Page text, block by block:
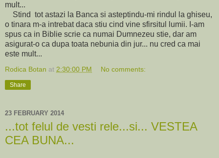
mult...
Stind tot astazi la Banca si asteptindu-mi rindul la ghiseu,
o tinara m-a intrebat daca stiu cind vine sfirsitul lumii. I-am
spus ca in Biblie scrie ca numai Dumnezeu stie, dar am
asigurat-o ca dupa toata nebunia din jur... nu cred ca mai
este mult...
Rodica Botan at 2:30:00 PM No comments:
Share
23 FEBRUARY 2014
...tot felul de vesti rele...si... VESTEA
CEA BUNA...